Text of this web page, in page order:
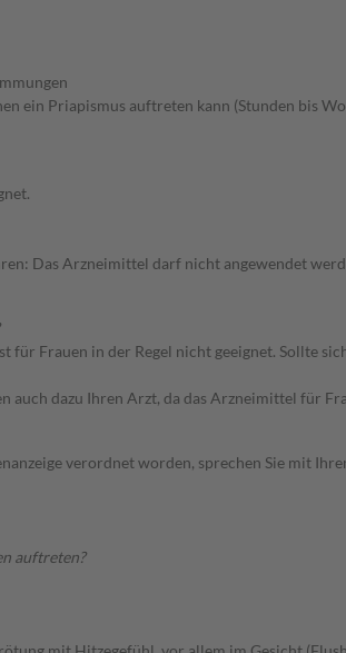
ein Priapismus auftreten kann (Stunden bis
Das Arzneimittel darf nicht angewendet
für Frauen in der Regel nicht geeignet. Sollte
auch dazu Ihren Arzt, da das Arzneimittel für
verordnet worden, sprechen Sie mit
auftreten?